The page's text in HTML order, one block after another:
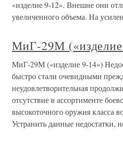
«изделие 9-12». Внешне они
увеличенного объема. На
МиГ-29М
МиГ-29М («изделие 9-14»)
быстро стали очевидными
неудовлетворительная
отсутствие в ассортименте
высокоточного оружия класса
Устранить данные недостатки,